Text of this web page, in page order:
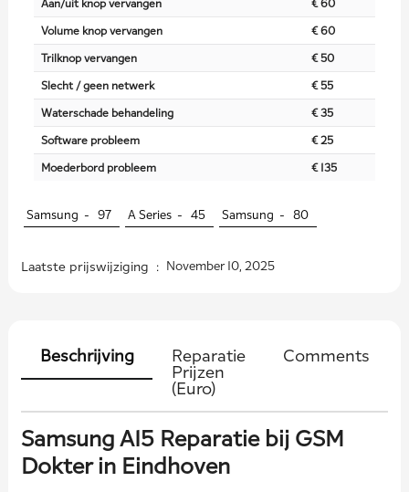
Aan/uit knop vervangen
€ 60
Volume knop vervangen
€ 60
Trilknop vervangen
€ 50
Slecht / geen netwerk
€ 55
Waterschade behandeling
€ 35
Software probleem
€ 25
Moederbord probleem
€ 135
Samsung - 97 A Series - 45 Samsung - 80
Laatste prijswijziging : November 10, 2025
Beschrijving
Reparatie
Prijzen
(Euro)
Comments
Samsung A15 Reparatie bij GSM
Dokter in Eindhoven